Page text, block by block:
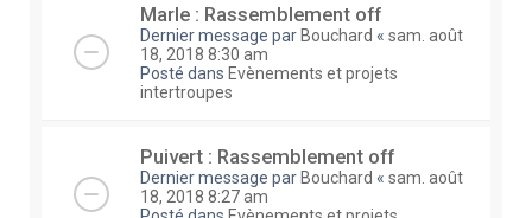
Marle : Rassemblement off
Dernier message par Bouchard « sam. août
18, 2018 8:30 am
Posté dans Evènements et projets
intertroupes
Puivert : Rassemblement off
Dernier message par Bouchard « sam. août
18, 2018 8:27 am